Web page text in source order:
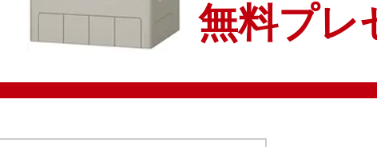
無料プレ